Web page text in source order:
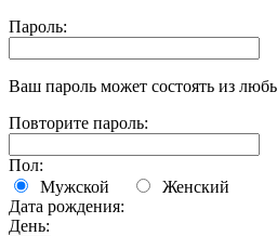
Пароль:
Ваш пароль может состоять из
Повторите пароль:
Пол:
Мужской
Женский
Дата рождения:
День: